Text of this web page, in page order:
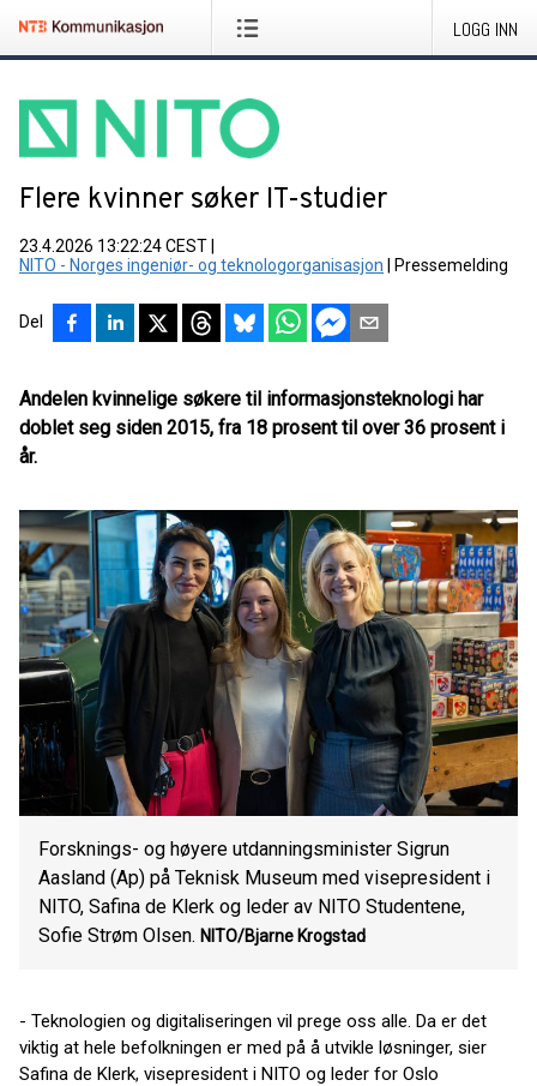
LOGG INN
Flere kvinner søker IT-studier
23.4.2026 13:22:24 CEST
NITO - Norges ingeniør- og teknologorganisasjon
Pressemelding
Del
Andelen kvinnelige søkere til informasjonsteknologi har
doblet seg siden 2015, fra 18 prosent til over 36 prosent i
år.
Forsknings- og høyere utdanningsminister Sigrun
Aasland (Ap) på Teknisk Museum med visepresident i
NITO, Safina de Klerk og leder av NITO Studentene,
Sofie Strøm Olsen. NITO/Bjarne Krogstad
- Teknologien og digitaliseringen vil prege oss alle. Da er det
viktig at hele befolkningen er med på å utvikle løsninger, sier
Safina de Klerk, visepresident i NITO og leder for Oslo